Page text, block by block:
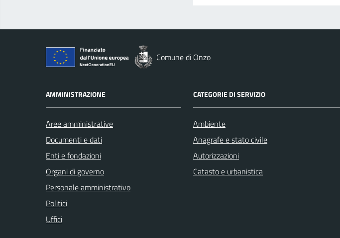
Comune di Onzo
AMMINISTRAZIONE
Aree amministrative
Documenti e dati
Enti e fondazioni
Organi di governo
Personale amministrativo
Politici
Uffici
CATEGORIE DI SERVIZIO
Ambiente
Anagrafe e stato civile
Autorizzazioni
Catasto e urbanistica